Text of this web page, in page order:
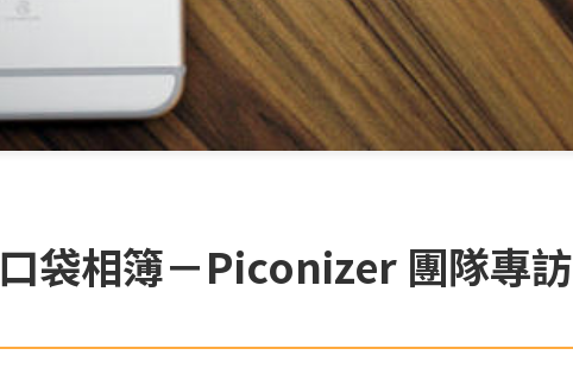
袋相簿－Piconizer 團隊專訪